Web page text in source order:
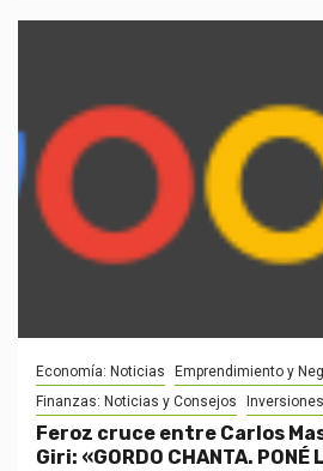
Economía: Noticias
Emprendimiento y
Finanzas: Noticias y Consejos
Inversiones
Feroz cruce entre Carlos
Giri: «GORDO CHANTA. PONÉ